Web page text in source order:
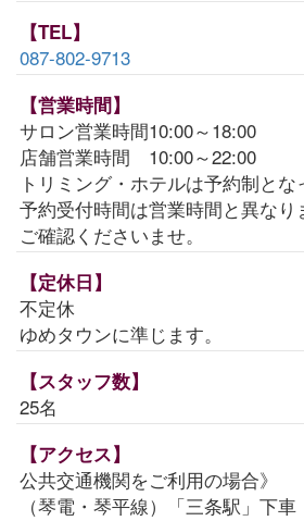
【TEL】
087-802-9713
【営業時間】
サロン営業時間10:00～18:00
店舗営業時間 10:00～22:00
トリミング・ホテルは予約制とな
予約受付時間は営業時間と異な
ご確認くださいませ。
【定休日】
不定休
ゆめタウンに準じます。
【スタッフ数】
25名
【アクセス】
公共交通機関をご利用の場合》
（琴電・琴平線）「三条駅」下